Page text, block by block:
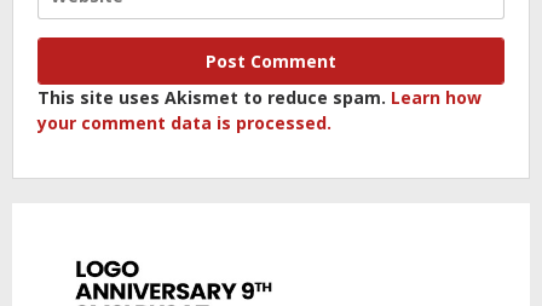
This site uses Akismet to reduce spam. Learn how
your comment data is processed.